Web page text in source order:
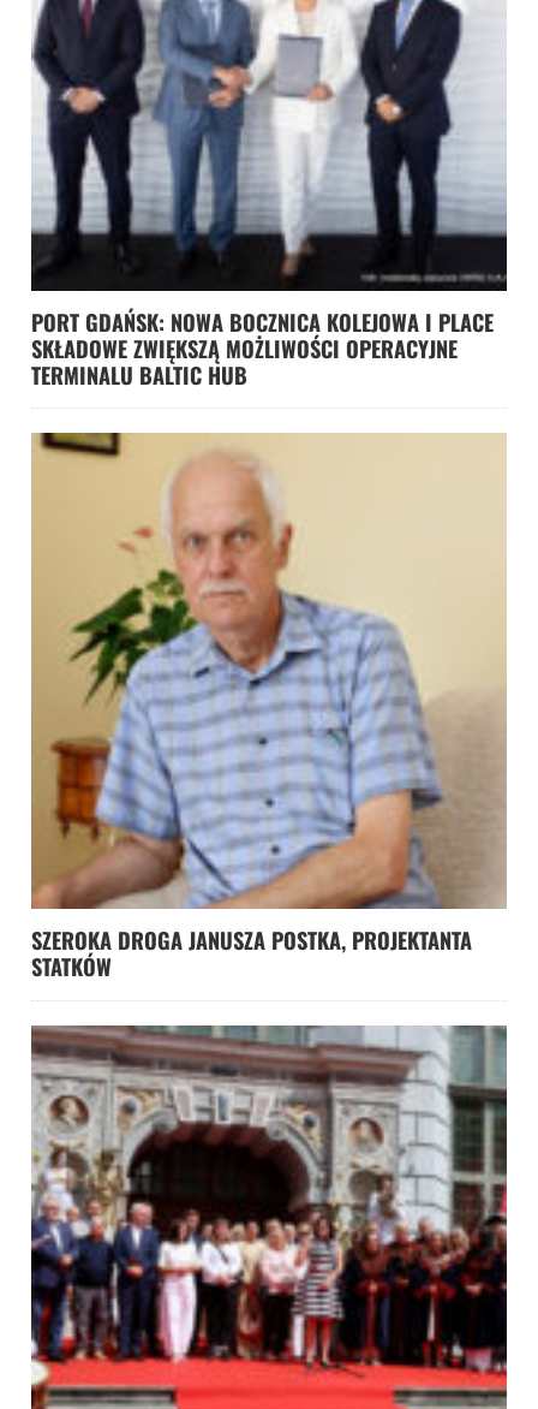
PORT GDAŃSK: NOWA BOCZNICA KOLEJOWA I PLACE
SKŁADOWE ZWIĘKSZĄ MOŻLIWOŚCI OPERACYJNE
TERMINALU BALTIC HUB
SZEROKA DROGA JANUSZA POSTKA, PROJEKTANTA
STATKÓW